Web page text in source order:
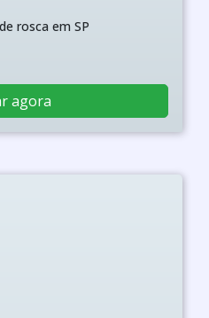
rosca em SP
agora